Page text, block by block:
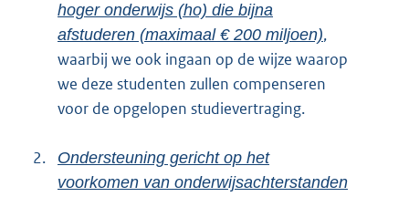
hoger onderwijs (ho) die bijna
afstuderen (maximaal € 200 miljoen),
waarbij we ook ingaan op de wijze waarop
we deze studenten zullen compenseren
voor de opgelopen studievertraging.
2.
Ondersteuning gericht op het
voorkomen van onderwijsachterstanden